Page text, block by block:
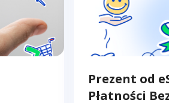
Prezent od
Płatności